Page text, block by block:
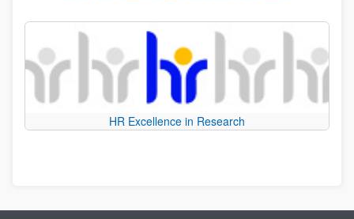
HR Excellence in Research